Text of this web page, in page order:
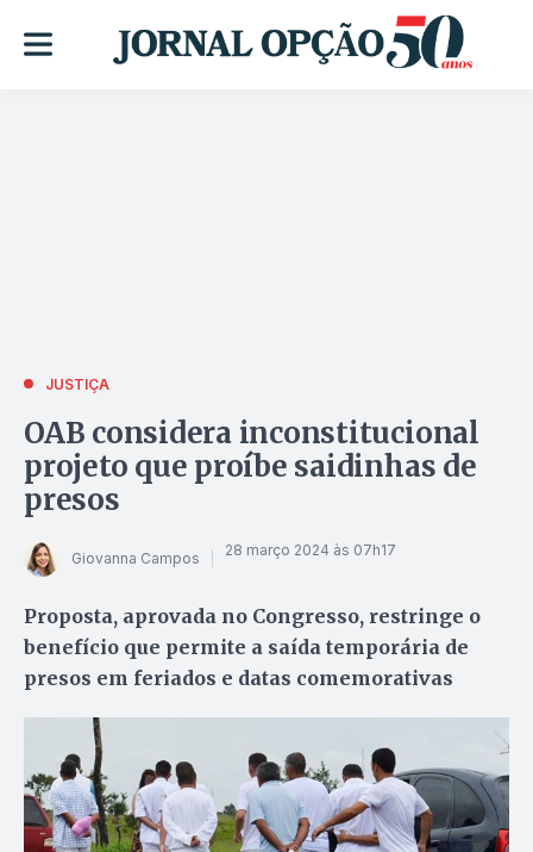
JUSTIÇA
OAB considera inconstitucional
projeto que proíbe saidinhas de
presos
Giovanna Campos 28 março 2024 às 07h17
Proposta, aprovada no Congresso, restringe o
benefício que permite a saída temporária de
presos em feriados e datas comemorativas